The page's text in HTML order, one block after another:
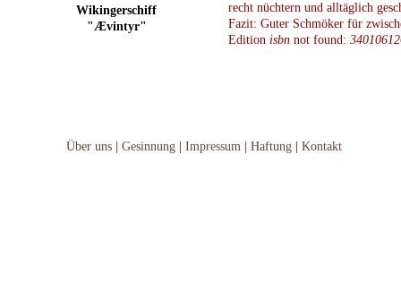
recht nüchtern und alltäglich
Fazit: Guter Schmöker für
Edition isbn not found:
Wikingerschiff
"Ævintyr"
Über uns Gesinnung Impressum Haftung Kontakt